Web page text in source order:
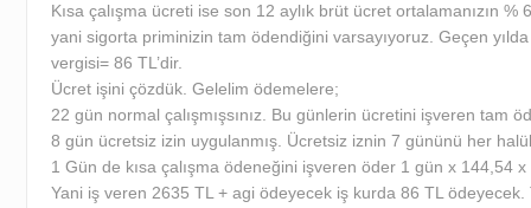
Kısa çalışma ücreti ise son 12 aylık brüt ücret ortalamanızın
yani sigorta priminizin tam ödendiğini varsayıyoruz. Geçen
vergisi= 86 TL’dir.
Ücret işini çözdük. Gelelim ödemelere;
22 gün normal çalışmışsınız. Bu günlerin ücretini işveren tam
8 gün ücretsiz izin uygulanmış. Ücretsiz iznin 7 gününü her
1 Gün de kısa çalışma ödeneğini işveren öder 1 gün x 144,54
Yani iş veren 2635 TL + agi ödeyecek iş kurda 86 TL